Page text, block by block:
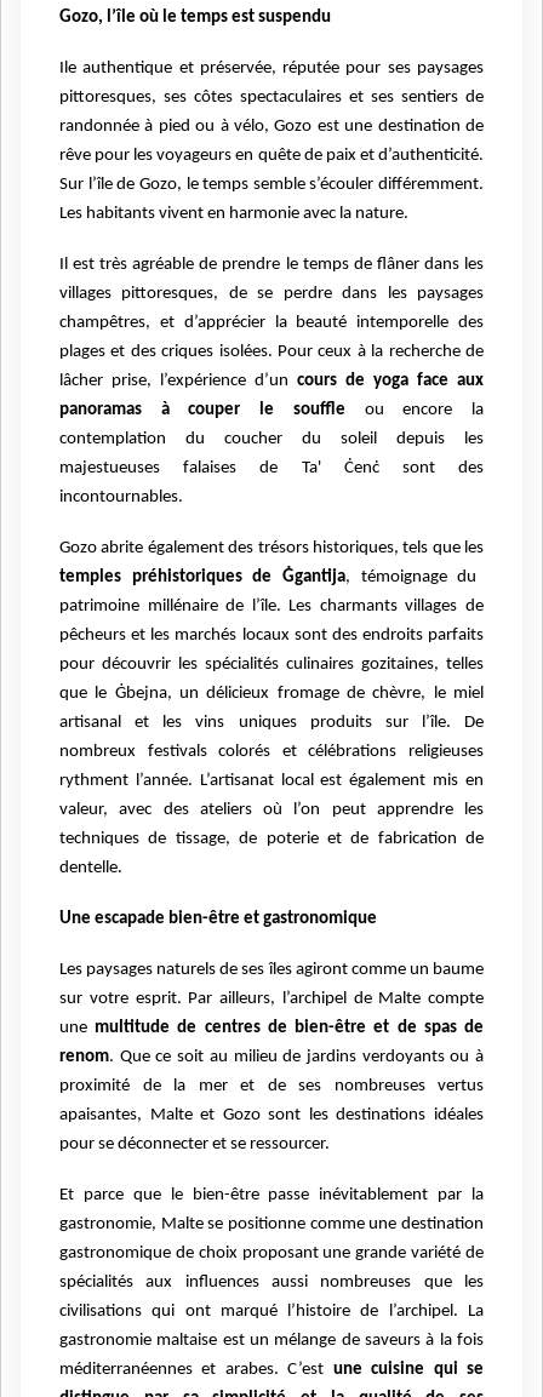
Gozo, l’île où le temps est suspendu
Ile authentique et préservée, réputée pour ses paysages
pittoresques, ses côtes spectaculaires et ses sentiers de
randonnée à pied ou à vélo, Gozo est une destination de
rêve pour les voyageurs en quête de paix et d’authenticité.
Sur l’île de Gozo, le temps semble s’écouler différemment.
Les habitants vivent en harmonie avec la nature.
Il est très agréable de prendre le temps de flâner dans les
villages pittoresques, de se perdre dans les paysages
champêtres, et d’apprécier la beauté intemporelle des
plages et des criques isolées. Pour ceux à la recherche de
lâcher prise, l’expérience d’un cours de yoga face aux
panoramas à couper le souffle ou encore la
contemplation du coucher du soleil depuis les
majestueuses falaises de Ta' Ċenċ sont des
incontournables.
Gozo abrite également des trésors historiques, tels que les
temples préhistoriques de Ġgantija, témoignage du
patrimoine millénaire de l’île. Les charmants villages de
pêcheurs et les marchés locaux sont des endroits parfaits
pour découvrir les spécialités culinaires gozitaines, telles
que le Ġbejna, un délicieux fromage de chèvre, le miel
artisanal et les vins uniques produits sur l’île. De
nombreux festivals colorés et célébrations religieuses
rythment l’année. L’artisanat local est également mis en
valeur, avec des ateliers où l’on peut apprendre les
techniques de tissage, de poterie et de fabrication de
dentelle.
Une escapade bien-être et gastronomique
Les paysages naturels de ses îles agiront comme un baume
sur votre esprit. Par ailleurs, l’archipel de Malte compte
une multitude de centres de bien-être et de spas de
renom. Que ce soit au milieu de jardins verdoyants ou à
proximité de la mer et de ses nombreuses vertus
apaisantes, Malte et Gozo sont les destinations idéales
pour se déconnecter et se ressourcer.
Et parce que le bien-être passe inévitablement par la
gastronomie, Malte se positionne comme une destination
gastronomique de choix proposant une grande variété de
spécialités aux influences aussi nombreuses que les
civilisations qui ont marqué l’histoire de l’archipel. La
gastronomie maltaise est un mélange de saveurs à la fois
méditerranéennes et arabes. C’est une cuisine qui se